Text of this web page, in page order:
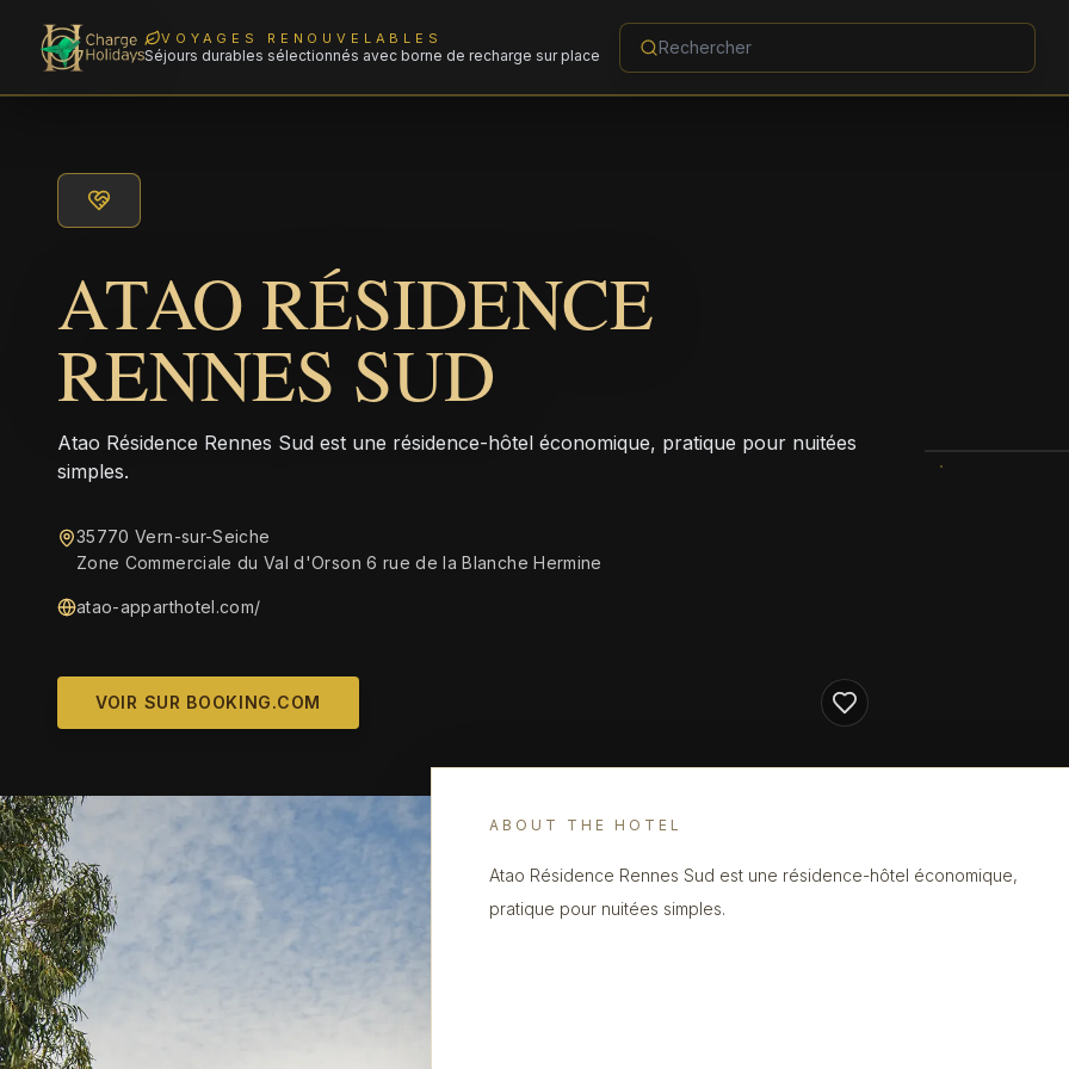
VOYAGES RENOUVELABLES
Séjours durables sélectionnés avec borne de recharge sur place
ATAO RÉSIDENCE
RENNES SUD
Atao Résidence Rennes Sud est une résidence-hôtel économique, pratique pour nuitées
simples.
35770 Vern-sur-Seiche
Zone Commerciale du Val d'Orson 6 rue de la Blanche Hermine
atao-apparthotel.com/
VOIR SUR BOOKING.COM
ABOUT THE HOTEL
Atao Résidence Rennes Sud est une résidence-hôtel économique,
pratique pour nuitées simples.